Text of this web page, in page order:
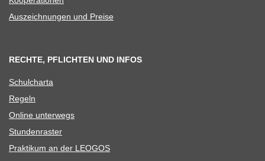
Aus­zeich­nun­gen und Preise
RECHTE, PFLICHTEN UND INFOS
Schul­charta
Regeln
Online unter­wegs
Stun­den­ras­ter
Prak­ti­kum an der LEOGOS